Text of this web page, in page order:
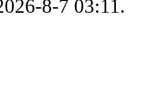
8-7 03:11.